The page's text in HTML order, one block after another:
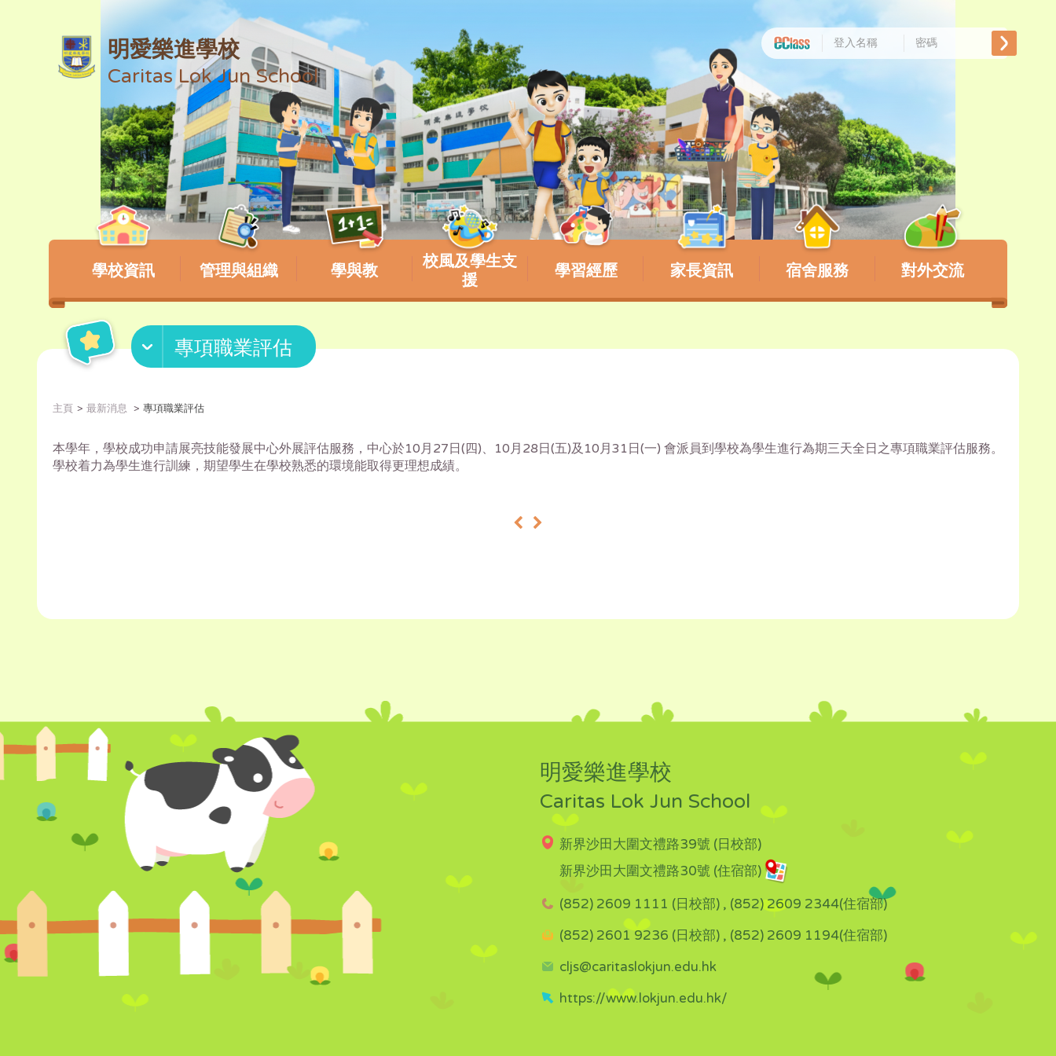
明愛樂進學校
Caritas Lok Jun School
學校資訊 管理與組織 學與教
校風及學生支
援
學習經歷 家長資訊 宿舍服務 對外交流
專項職業評估
主頁 最新消息 專項職業評估
本學年，學校成功申請展亮技能發展中心外展評估服務， 中心於10月27日(四)、10月28日(五)及10月31日(一) 會派員到學校為學生進行為期三天全日之專項職業評估服務。
學校着力為學生進行訓練， 期望學生在學校熟悉的環境能取得更理想成績。
« »
明愛樂進學校
Caritas Lok Jun School
新界沙田大圍文禮路39號 (日校部)
新界沙田大圍文禮路30號 (住宿部)
(852) 2609 1111 (日校部) , (852) 2609 2344(住宿部)
(852) 2601 9236 (日校部) , (852) 2609 1194(住宿部)
cljs@caritaslokjun.edu.hk
https://www.lokjun.edu.hk/